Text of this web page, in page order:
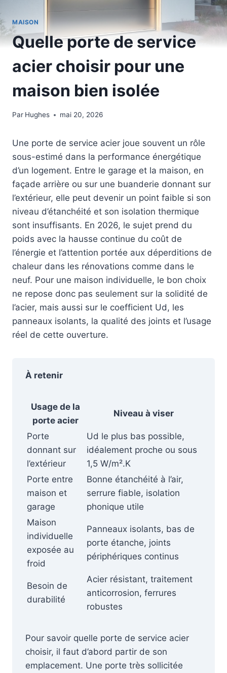
MAISON
Quelle porte de service
acier choisir pour une
maison bien isolée
Par Hughes mai 20, 2026
Une porte de service acier joue souvent un rôle
sous-estimé dans la performance énergétique
d’un logement. Entre le garage et la maison, en
façade arrière ou sur une buanderie donnant sur
l’extérieur, elle peut devenir un point faible si son
niveau d’étanchéité et son isolation thermique
sont insuffisants. En 2026, le sujet prend du
poids avec la hausse continue du coût de
l’énergie et l’attention portée aux déperditions de
chaleur dans les rénovations comme dans le
neuf. Pour une maison individuelle, le bon choix
ne repose donc pas seulement sur la solidité de
l’acier, mais aussi sur le coefficient Ud, les
panneaux isolants, la qualité des joints et l’usage
réel de cette ouverture.
À retenir
Usage de la
porte acier
Niveau à viser
Porte
donnant sur
l’extérieur
Ud le plus bas possible,
idéalement proche ou sous
1,5 W/m².K
Porte entre
maison et
garage
Bonne étanchéité à l’air,
serrure fiable, isolation
phonique utile
Maison
individuelle
exposée au
froid
Panneaux isolants, bas de
porte étanche, joints
périphériques continus
Besoin de
durabilité
Acier résistant, traitement
anticorrosion, ferrures
robustes
Pour savoir quelle porte de service acier
choisir, il faut d’abord partir de son
emplacement. Une porte très sollicitée